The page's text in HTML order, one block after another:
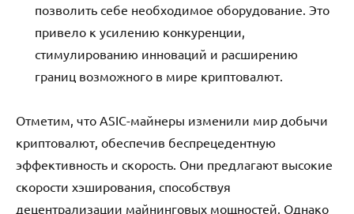
позволить себе необходимое оборудование. Это
привело к усилению конкуренции,
стимулированию инноваций и расширению
границ возможного в мире криптовалют.
Отметим, что ASIC-майнеры изменили мир добычи
криптовалют, обеспечив беспрецедентную
эффективность и скорость. Они предлагают высокие
скорости хэширования, способствуя
децентрализации майнинговых мощностей. Однако